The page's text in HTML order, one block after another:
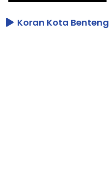
Koran Kota Benteng